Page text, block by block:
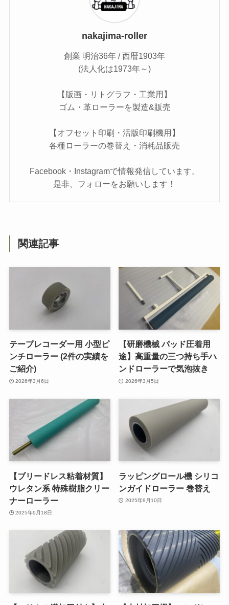
nakajima-roller
創業 明治36年 / 西暦1903年
(法人化は1973年～)
【版画・リトグラフ・工業用】
ゴム・革ローラーを製造&販売
【オフセット印刷・活版印刷機用】
各種ローラーの巻替え・消耗品販売
Facebook・Instagramで情報発信しています。
是非、フォローをお願いします！
関連記事
テープレコーダー用 小型ピ
ンチローラー (2件の実績を
ご紹介)
2026年3月6日
【研磨機械 パッド圧着用
途】高重量の三つ持ち手ハ
ンドローラーで気泡抜き
2026年3月5日
【ブリードレス粘着材質】
ウレタン系 特殊樹脂クリー
ナーローラー
2025年9月18日
ラッピングロール機 シリコ
ンガイドローラー 巻替え
2025年9月10日